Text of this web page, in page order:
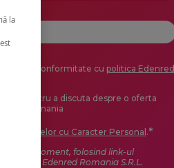
în conformitate cu politica Edenred
pentru a discuta despre o oferta
Romania
a Datelor cu Caracter Personal .*
orice moment, folosind link-ul
de la Edenred Romania S.R.L.
la